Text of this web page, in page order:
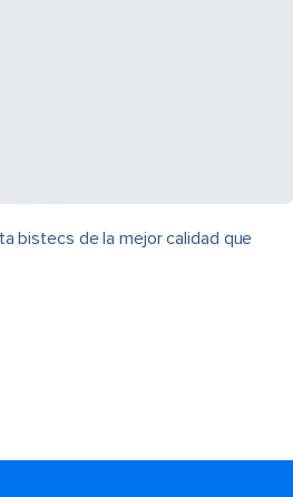
bistecs de la mejor calidad que